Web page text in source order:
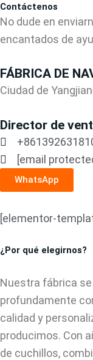
Contáctenos
No dude en
encantados de
FÁBRICA DE
Ciudad de
Director de
[email
WhatsApp
[elementor-
¿Por qué elegirnos?
Nuestra fábrica
profundamente
calidad y
producimos. Con
de cuchillos,